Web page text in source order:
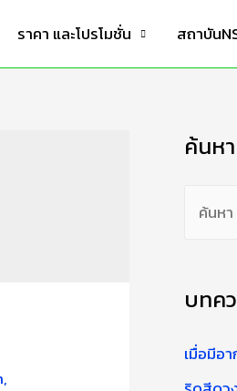
ราคา และโปรโมชั่น สถาบัน
ค้นหา
า
ห
รั
บทค
เมื่อมีอ